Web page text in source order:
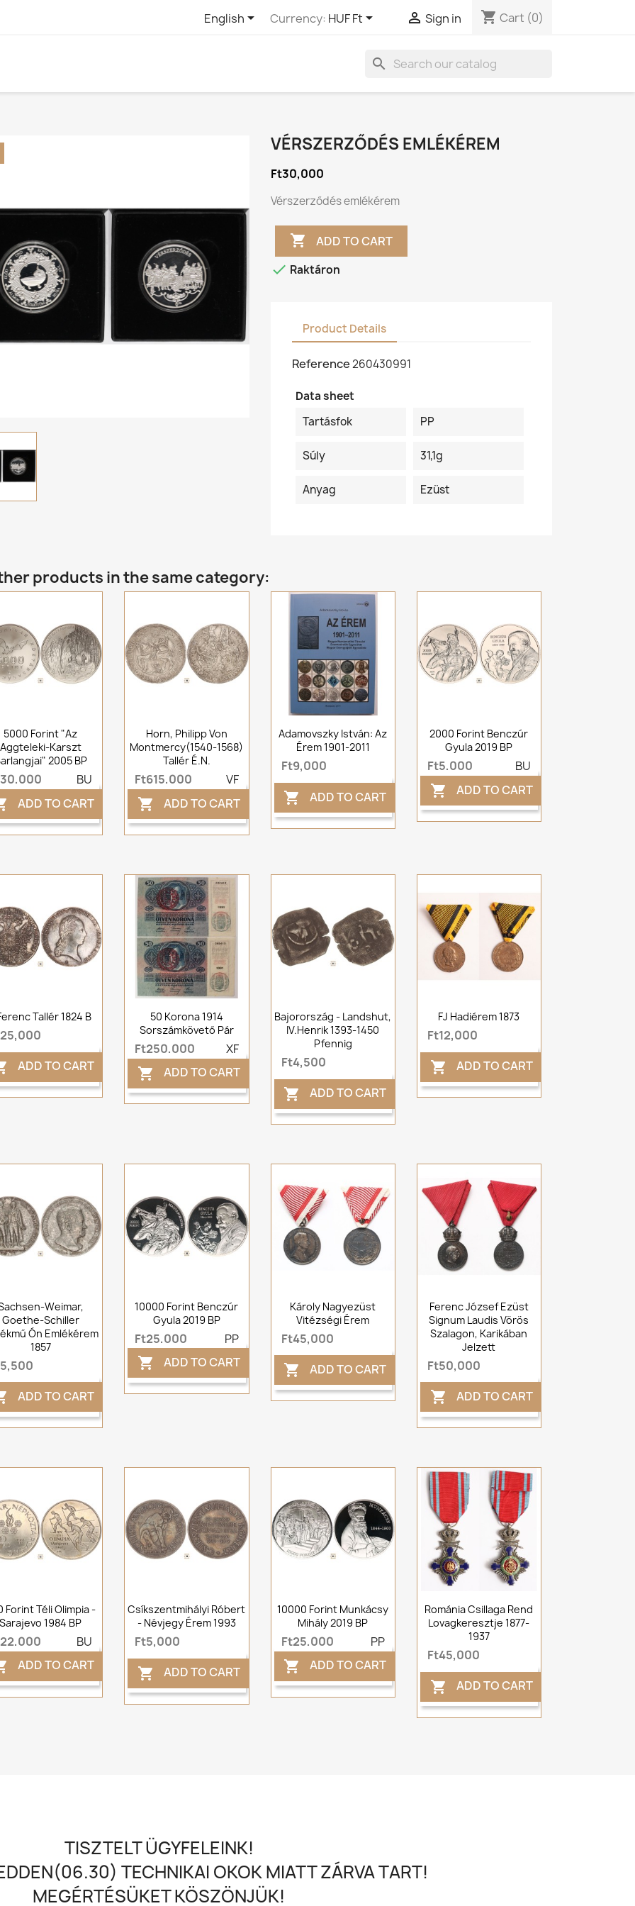
English Currency: HUF Ft  Sign in shopping_cart Cart (0)
search
VÉRSZERZŐDÉS EMLÉKÉREM
Ft30,000
Vérszerződés emlékérem
 ADD TO CART
 Raktáron
Product Details
Reference260430991
Data sheet
Tartásfok
PP
Súly 31,1g
Anyag Ezüst
products in the same category:
5000 Forint "Az
Aggteleki-Karszt
2005 BP
BU
ADD TO CART
Horn, Philipp Von
Montmercy(1540-1568)
Tallér É.n.
Ft615,000 VF
 ADD TO CART
Adamovszky István: Az
Érem 1901-2011
Ft9,000
 ADD TO CART
2000 Forint Benczúr
Gyula 2019 BP
Ft5,000 BU
 ADD TO CART
Tallér 1824 B
ADD TO CART
50 Korona 1914
Sorszámkövető Pár
Ft250,000 XF
 ADD TO CART
Bajorország - Landshut,
IV.Henrik 1393-1450
Pfennig
Ft4,500
 ADD TO CART
FJ Hadiérem 1873
Ft12,000
 ADD TO CART
Weimar,
Goethe-Schiller
Ón Emlékérem
1857
ADD TO CART
10000 Forint Benczúr
Gyula 2019 BP
Ft25,000 PP
 ADD TO CART
Károly Nagyezüst
Vitézségi Érem
Ft45,000
 ADD TO CART
Ferenc József Ezüst
Signum Laudis Vörös
Szalagon, Karikában
Jelzett
Ft50,000
 ADD TO CART
Forint Téli Olimpia -
Sarajevo 1984 BP
BU
ADD TO CART
Csíkszentmihályi Róbert
- Névjegy Érem 1993
Ft5,000
 ADD TO CART
10000 Forint Munkácsy
Mihály 2019 BP
Ft25,000 PP
 ADD TO CART
Románia Csillaga Rend
Lovagkeresztje 1877-
1937
Ft45,000
 ADD TO CART
TISZTELT ÜGYFELEINK!
TECHNIKAI OKOK MIATT ZÁRVA TART!
MEGÉRTÉSÜKET KÖSZÖNJÜK!